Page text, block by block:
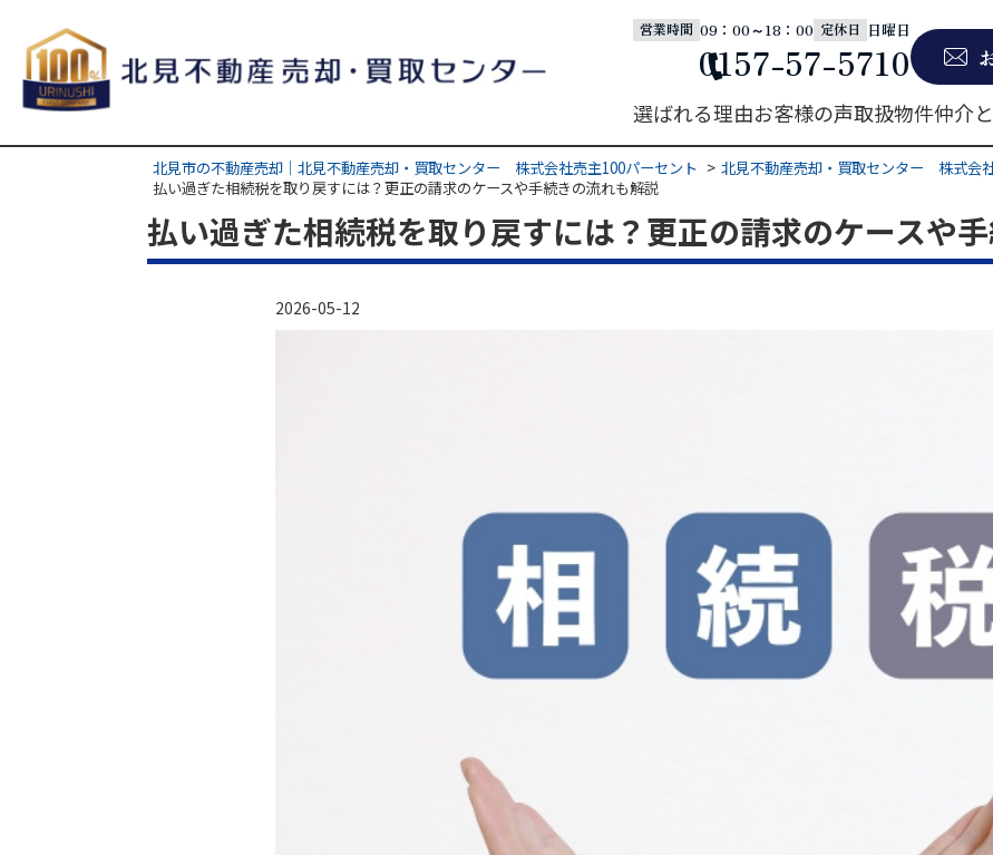
営業時間 09：00～18：00 定休日 日曜日
0157-57-5710
選ばれる理由お客様の声取扱物件仲介
北見市の不動産売却｜北見不動産売却・買取センター 株式会社売主100パーセント
北見不動産売却・買取センター 株式会
払い過ぎた相続税を取り戻すには？更正の請求のケースや手続きの流れも解説
払い過ぎた相続税を取り戻すには？更正の請求のケースや
2026-05-12